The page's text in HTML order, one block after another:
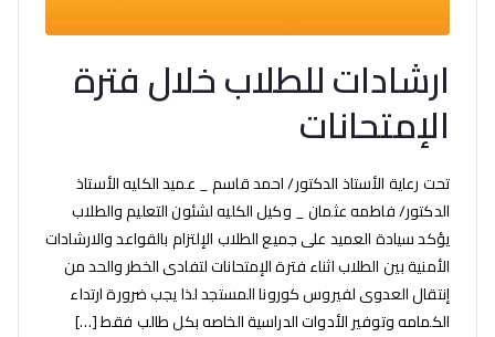
ارشادات للطلاب خلال فترة
الإمتحانات
تحت رعاية الأستاذ الدكتور/ احمد قاسم _ عميد الكليه الأستاذ
الدكتور/ فاطمه عثمان _ وكيل الكليه لشئون التعليم والطلاب
يؤكد سيادة العميد على جميع الطلاب الإلتزام بالقواعد والارشادات
الأمنية بين الطلاب اثناء فترة الإمتحانات لتفادى الخطر والحد من
إنتقال العدوى لفيروس كورونا المستجد لذا يجب ضرورة ارتداء
الكمامه وتوفير الأدوات الدراسية الخاصه بكل طالب فقط […]